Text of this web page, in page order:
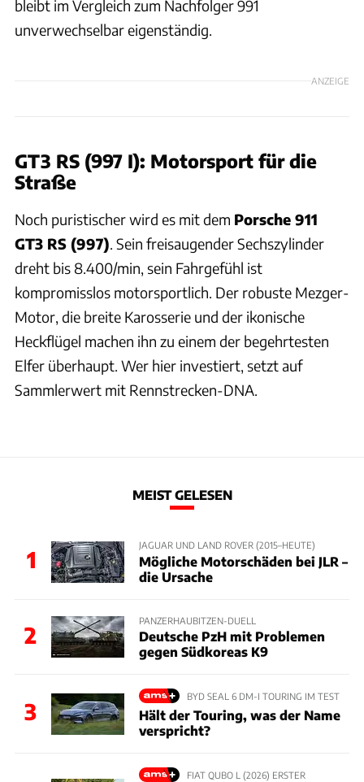
bleibt im Vergleich zum Nachfolger 991
unverwechselbar eigenständig.
ANZEIGE
GT3 RS (997 I): Motorsport für die
Straße
Noch puristischer wird es mit dem Porsche 911
GT3 RS (997). Sein freisaugender Sechszylinder
dreht bis 8.400/min, sein Fahrgefühl ist
kompromisslos motorsportlich. Der robuste Mezger-
Motor, die breite Karosserie und der ikonische
Heckflügel machen ihn zu einem der begehrtesten
Elfer überhaupt. Wer hier investiert, setzt auf
Sammlerwert mit Rennstrecken-DNA.
MEIST GELESEN
1
JAGUAR UND LAND ROVER (2015–HEUTE)
Mögliche Motorschäden bei JLR –
die Ursache
2
PANZERHAUBITZEN-DUELL
Deutsche PzH mit Problemen
gegen Südkoreas K9
3
BYD SEAL 6 DM-I TOURING IM TEST
Hält der Touring, was der Name
verspricht?
FIAT QUBO L (2026) ERSTER